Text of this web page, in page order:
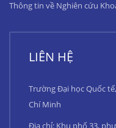
Thông tin về Nghiên cứu
LIÊN HỆ
Trường Đại học Quốc
Chí Minh
Địa chỉ: Khu phố 33,